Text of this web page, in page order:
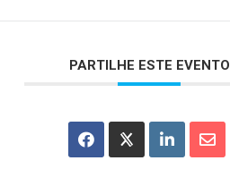
PARTILHE ESTE EVENTO